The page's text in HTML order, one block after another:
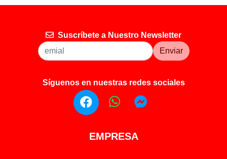
Suscríbete a Nuestro Newsletter
Enviar
Síguenos en nuestras redes sociales
EMPRESA